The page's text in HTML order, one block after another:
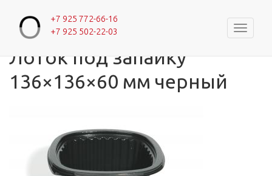
+7 925 772-66-16
+7 925 502-22-03
Главная
Лоток под запайку
136×136×60 мм черный